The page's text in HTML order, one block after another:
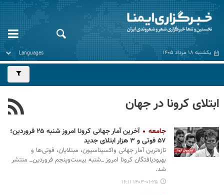
یکشنبه ۱۸ مرداد ۱۴۰۵
ابتلای کرونا در جهان
جامعه
آخرین آمار جهانی کرونا امروز شنبه ۲۵ فروردین؛
۵۷ فوتی و ۳ هزار ابتلای جدید
تازه‌ترین آمار جهانی واکسیناسیون، مبتلایان، فوتی‌ها و
بهبودیافتگان کرونا امروز _شنبه بیست‌وپنجم فروردین_ منتشر
شد.
۱۴۰۳-۰۱-۲۵ ۱۶:۱۱